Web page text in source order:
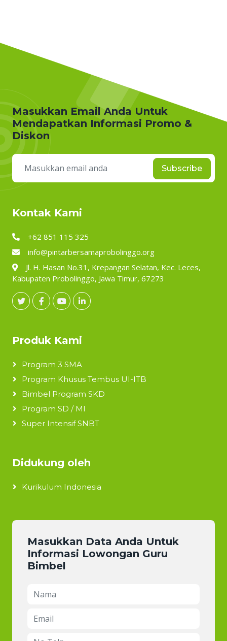
Masukkan Email Anda Untuk
Mendapatkan Informasi Promo &
Diskon
Subscribe
Kontak Kami
+62 851 115 325
info@pintarbersamaprobolinggo.org
Jl. H. Hasan No.31, Krepangan Selatan, Kec. Leces,
Kabupaten Probolinggo, Jawa Timur, 67273
Produk Kami
Program 3 SMA
Program Khusus Tembus UI-ITB
Bimbel Program SKD
Program SD / MI
Super Intensif SNBT
Didukung oleh
Kurikulum Indonesia
Masukkan Data Anda Untuk
Informasi Lowongan Guru
Bimbel